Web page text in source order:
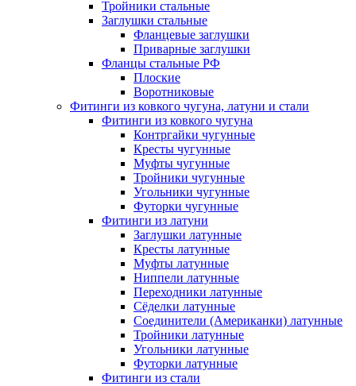
Тройники стальные
Заглушки стальные
Фланцевые заглушки
Приварные заглушки
Фланцы стальные РФ
Плоские
Воротниковые
Фитинги из ковкого чугуна, латуни и стали
Фитинги из ковкого чугуна
Контргайки чугунные
Кресты чугунные
Муфты чугунные
Тройники чугунные
Угольники чугунные
Футорки чугунные
Фитинги из латуни
Заглушки латунные
Кресты латунные
Муфты латунные
Ниппели латунные
Переходники латунные
Сёделки латунные
Соединители (Американки) латунные
Тройники латунные
Угольники латунные
Футорки латунные
Фитинги из стали